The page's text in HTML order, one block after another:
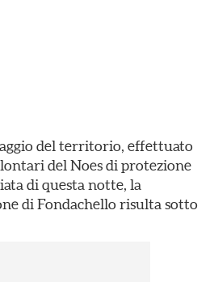
del territorio, effettuato
del Noes di protezione
di questa notte, la
di Fondachello risulta sotto